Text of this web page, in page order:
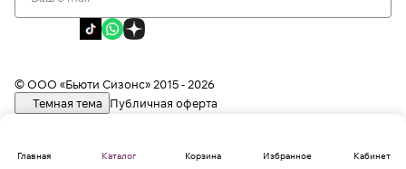
Главная Каталог Корзина Избранное Кабинет
© ООО «Бьюти Сизонс» 2015 - 2026
Темная тема
Публичная оферта